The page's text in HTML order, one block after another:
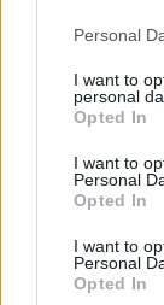
Personal
I want to
personal
Opted In
I want to
Personal
Opted In
I want to
Personal
Opted In
Wakacje.pl